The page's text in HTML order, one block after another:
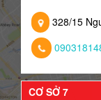
328/15
CƠ SỞ 7